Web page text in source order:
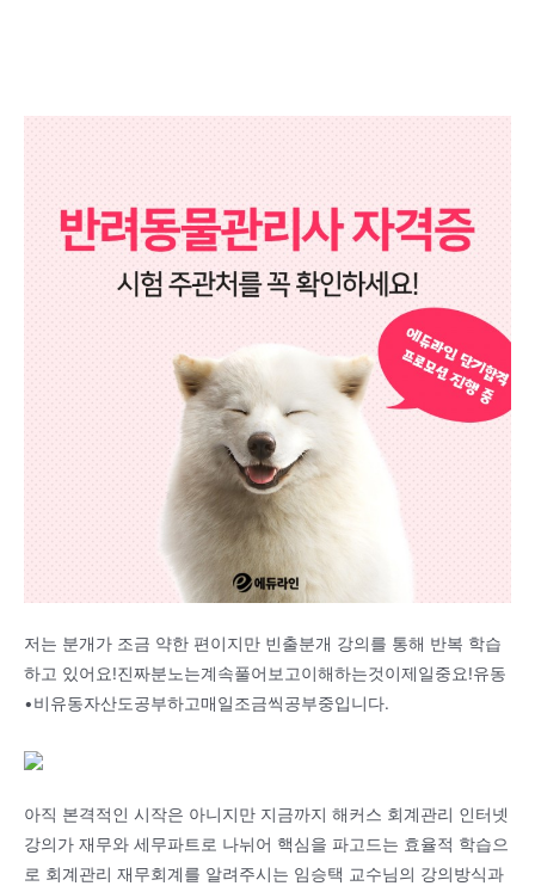
저는 분개가 조금 약한 편이지만 빈출분개 강의를 통해 반복 학습
하고 있어요!진짜분노는계속풀어보고이해하는것이제일중요!유동
•비유동자산도공부하고매일조금씩공부중입니다.
아직 본격적인 시작은 아니지만 지금까지 해커스 회계관리 인터넷
강의가 재무와 세무파트로 나뉘어 핵심을 파고드는 효율적 학습으
로 회계관리 재무회계를 알려주시는 임승택 교수님의 강의방식과